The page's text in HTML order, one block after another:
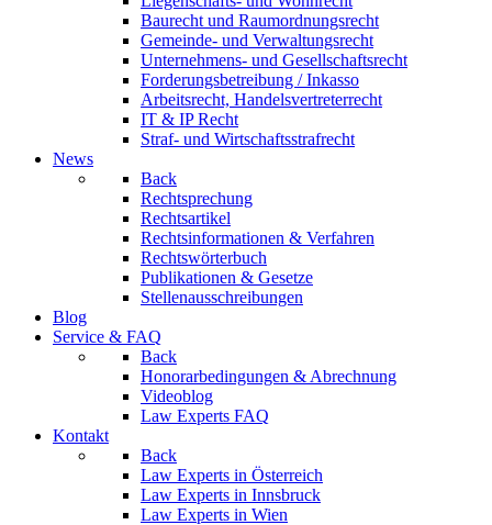
Baurecht und Raumordnungsrecht
Gemeinde- und Verwaltungsrecht
Unternehmens- und Gesellschaftsrecht
Forderungsbetreibung / Inkasso
Arbeitsrecht, Handelsvertreterrecht
IT & IP Recht
Straf- und Wirtschaftsstrafrecht
News
Back
Rechtsprechung
Rechtsartikel
Rechtsinformationen & Verfahren
Rechtswörterbuch
Publikationen & Gesetze
Stellenausschreibungen
Blog
Service & FAQ
Back
Honorarbedingungen & Abrechnung
Videoblog
Law Experts FAQ
Kontakt
Back
Law Experts in Österreich
Law Experts in Innsbruck
Law Experts in Wien